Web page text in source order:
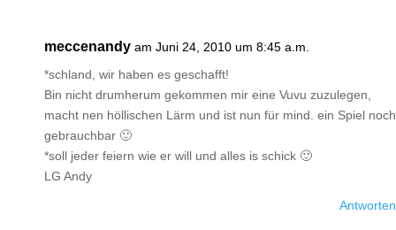
meccenandy am Juni 24, 2010 um 8:45 a.m.
*schland, wir haben es geschafft!
Bin nicht drumherum gekommen mir eine Vuvu zuzulegen,
macht nen höllischen Lärm und ist nun für mind. ein Spiel noch
gebrauchbar 🙂
*soll jeder feiern wie er will und alles is schick 🙂
LG Andy
Antworten